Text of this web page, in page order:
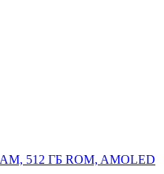
512 ГБ ROM, AMOLED